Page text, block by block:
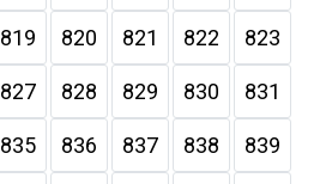
819 820 821 822 823
827 828 829 830 831
835 836 837 838 839